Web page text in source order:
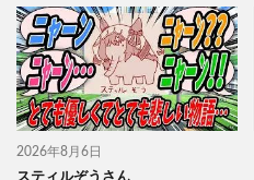
2026年8月6日
スティルぞうさん